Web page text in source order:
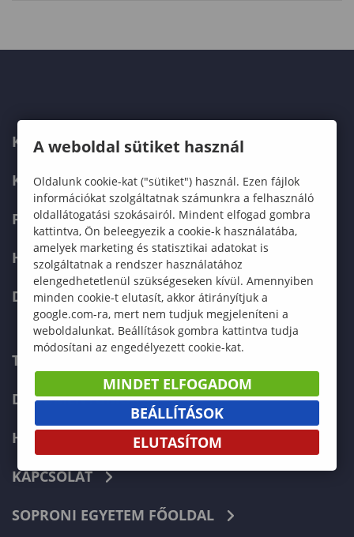
KARUNK
KÉPZÉSEK
FELVÉTELIZŐKNEK
HALLGATÓKNAK
DOKTORI ISKOLA
TELEFONKÖNYV
DOKUMENTUMOK
HÍREK
KAPCSOLAT
SOPRONI EGYETEM FŐOLDAL
A weboldal sütiket használ
Oldalunk cookie-kat ("sütiket") használ. Ezen fájlok
információkat szolgáltatnak számunkra a felhasználó
oldallátogatási szokásairól. Mindent elfogad gombra
kattintva, Ön beleegyezik a cookie-k használatába,
amelyek marketing és statisztikai adatokat is
szolgáltatnak a rendszer használatához
elengedhetetlenül szükségeseken kívül. Amennyiben
minden cookie-t elutasít, akkor átirányítjuk a
google.com-ra, mert nem tudjuk megjeleníteni a
weboldalunkat. Beállítások gombra kattintva tudja
módosítani az engedélyezett cookie-kat.
MINDET ELFOGADOM
BEÁLLÍTÁSOK
ELUTASÍTOM